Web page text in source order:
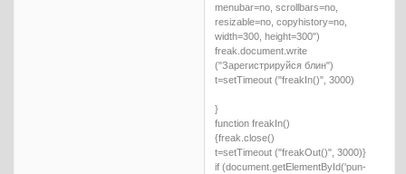
menubar=no, scrollbars=no,
resizable=no, copyhistory=no,
width=300, height=300")
freak.document.write
("Зарегистрируйся блин")
t=setTimeout ("freakIn()", 3000)
}
function freakIn()
{freak.close()
t=setTimeout ("freakOut()", 3000)}
if (document.getElementById('pun-